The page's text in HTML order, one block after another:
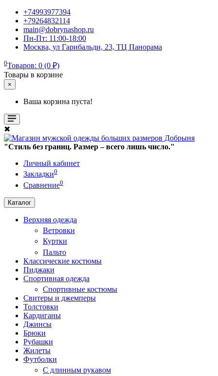
+74993977394
+79264832114
main@dobrynashop.ru
Пн-Пт: 11:00-18:00
Москва, ул Гарибальди, 23, ТЦ Панорама
0Товаров: 0 (0 ₽)
Товары в корзине
×
Ваша корзина пуста!
✖
"Стиль без границ. Размер – всего лишь число."
Личный кабинет
Закладки0
Сравнение0
Каталог
Верхняя одежда
Ветровки
Куртки
Пальто
Классические костюмы
Пиджаки
Спортивная одежда
Спортивные костюмы
Свитеры и джемперы
Толстовки
Кардиганы
Джинсы
Брюки
Рубашки
Жилеты
Футболки
С длинным рукавом